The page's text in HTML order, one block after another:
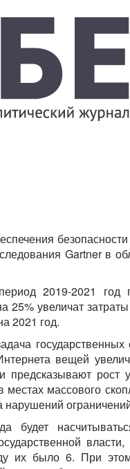
Gartner в
2019-2021 год
25% увеличат
2021 год.
вещей
предсказывают рост
местах массового
нарушений
будет
их было 6. При